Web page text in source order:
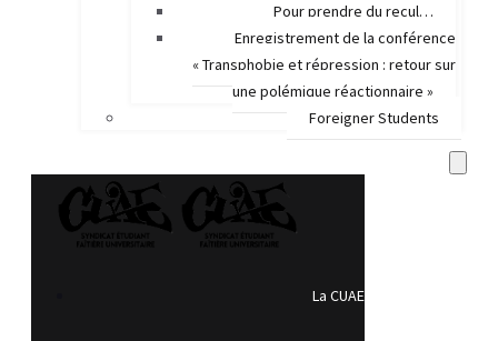
Pour prendre du recul…
Enregistrement de la conférence
« Transphobie et répression : retour sur
une polémique réactionnaire »
Foreigner Students
La CUAE